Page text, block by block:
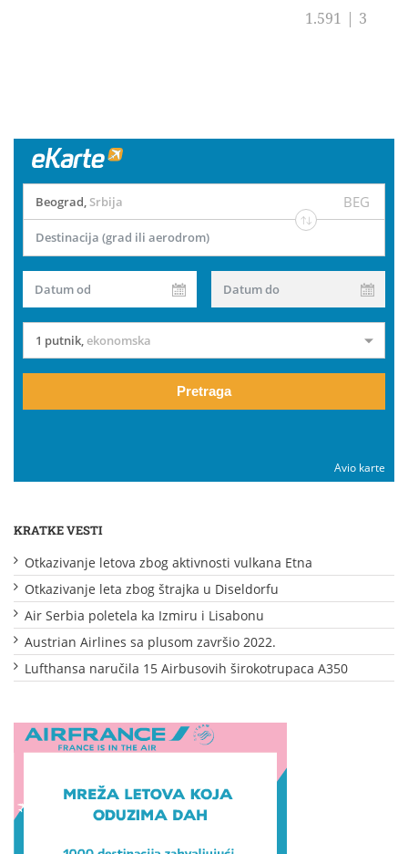
1.591 | 3
Beograd, Srbija BEG
Destinacija (grad ili aerodrom)
Datum od Datum do
1 putnik,ekonomska
Pretraga
Avio karte
KRATKE VESTI
Otkazivanje letova zbog aktivnosti vulkana Etna
Otkazivanje leta zbog štrajka u Diseldorfu
Air Serbia poletela ka Izmiru i Lisabonu
Austrian Airlines sa plusom završio 2022.
Lufthansa naručila 15 Airbusovih širokotrupaca A350